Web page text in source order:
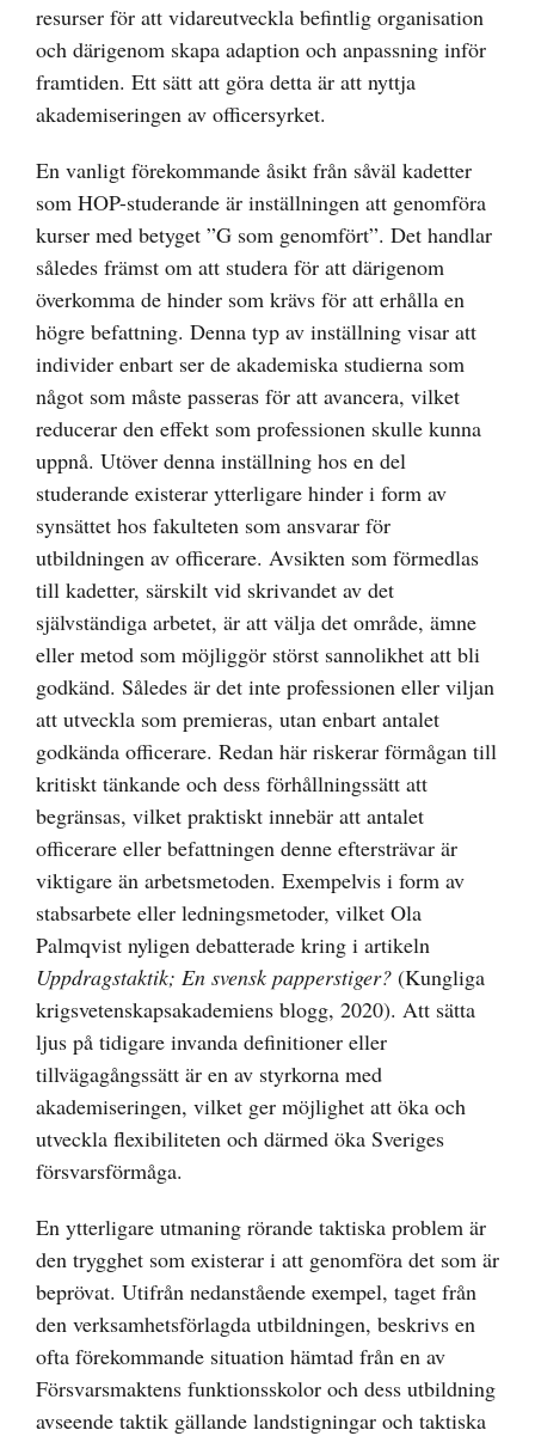
resurser för att vidareutveckla befintlig organisation
och därigenom skapa adaption och anpassning inför
framtiden. Ett sätt att göra detta är att nyttja
akademiseringen av officersyrket.
En vanligt förekommande åsikt från såväl kadetter
som HOP-studerande är inställningen att genomföra
kurser med betyget ”G som genomfört”. Det handlar
således främst om att studera för att därigenom
överkomma de hinder som krävs för att erhålla en
högre befattning. Denna typ av inställning visar att
individer enbart ser de akademiska studierna som
något som måste passeras för att avancera, vilket
reducerar den effekt som professionen skulle kunna
uppnå. Utöver denna inställning hos en del
studerande existerar ytterligare hinder i form av
synsättet hos fakulteten som ansvarar för
utbildningen av officerare. Avsikten som förmedlas
till kadetter, särskilt vid skrivandet av det
självständiga arbetet, är att välja det område, ämne
eller metod som möjliggör störst sannolikhet att bli
godkänd. Således är det inte professionen eller viljan
att utveckla som premieras, utan enbart antalet
godkända officerare. Redan här riskerar förmågan till
kritiskt tänkande och dess förhållningssätt att
begränsas, vilket praktiskt innebär att antalet
officerare eller befattningen denne eftersträvar är
viktigare än arbetsmetoden. Exempelvis i form av
stabsarbete eller ledningsmetoder, vilket Ola
Palmqvist nyligen debatterade kring i artikeln
Uppdragstaktik; En svensk papperstiger? (Kungliga
krigsvetenskapsakademiens blogg, 2020). Att sätta
ljus på tidigare invanda definitioner eller
tillvägagångssätt är en av styrkorna med
akademiseringen, vilket ger möjlighet att öka och
utveckla flexibiliteten och därmed öka Sveriges
försvarsförmåga.
En ytterligare utmaning rörande taktiska problem är
den trygghet som existerar i att genomföra det som är
beprövat. Utifrån nedanstående exempel, taget från
den verksamhetsförlagda utbildningen, beskrivs en
ofta förekommande situation hämtad från en av
Försvarsmaktens funktionsskolor och dess utbildning
avseende taktik gällande landstigningar och taktiska